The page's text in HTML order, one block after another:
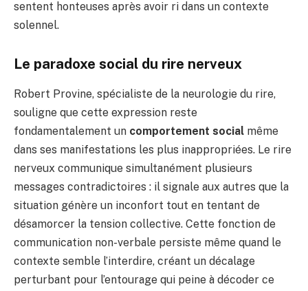
sentent honteuses après avoir ri dans un contexte
solennel.
Le paradoxe social du rire nerveux
Robert Provine, spécialiste de la neurologie du rire,
souligne que cette expression reste
fondamentalement un comportement social même
dans ses manifestations les plus inappropriées. Le rire
nerveux communique simultanément plusieurs
messages contradictoires : il signale aux autres que la
situation génère un inconfort tout en tentant de
désamorcer la tension collective. Cette fonction de
communication non-verbale persiste même quand le
contexte semble l’interdire, créant un décalage
perturbant pour l’entourage qui peine à décoder ce